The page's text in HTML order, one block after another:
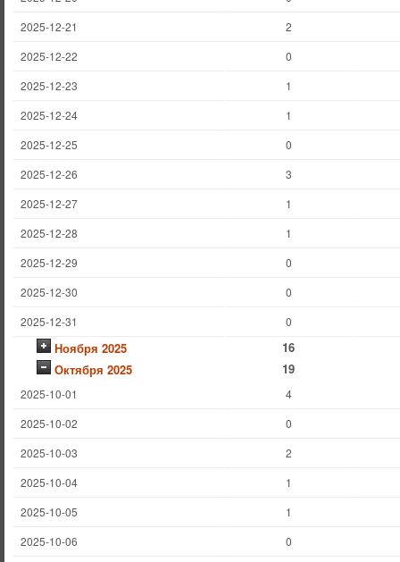
2025-12-21
2
2025-12-22
0
2025-12-23
1
2025-12-24
1
2025-12-25
0
2025-12-26
3
2025-12-27
1
2025-12-28
1
2025-12-29
0
2025-12-30
0
2025-12-31
0
Ноября 2025
16
Октября 2025
19
2025-10-01
4
2025-10-02
0
2025-10-03
2
2025-10-04
1
2025-10-05
1
2025-10-06
0